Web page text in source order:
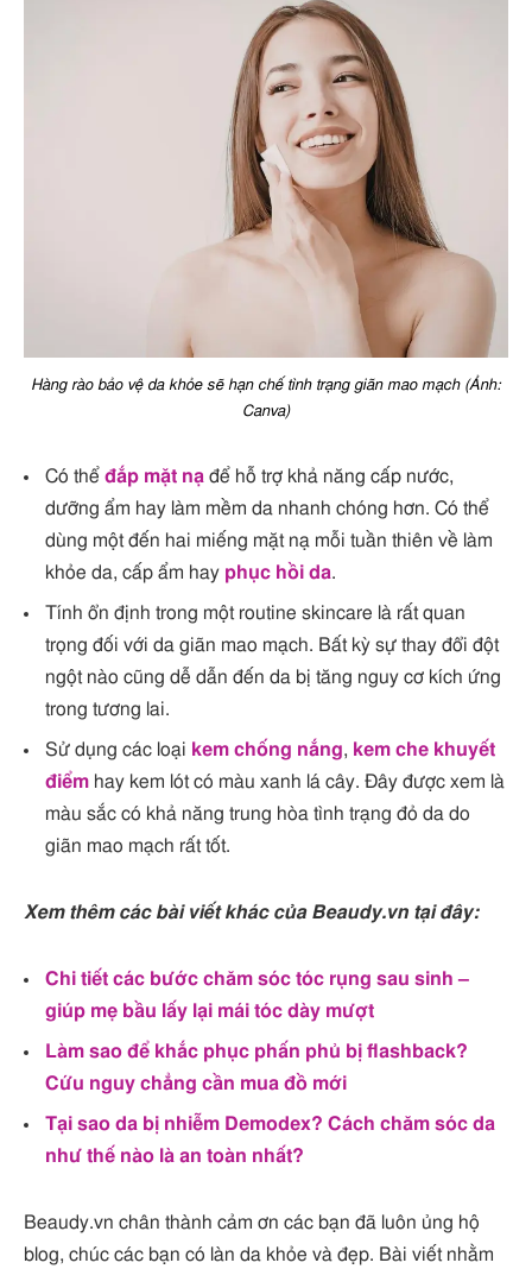
Hàng rào bảo vệ da khỏe sẽ hạn chế tình trạng giãn mao mạch (Ảnh:
Canva)
Có thể đắp mặt nạ để hỗ trợ khả năng cấp nước,
dưỡng ẩm hay làm mềm da nhanh chóng hơn. Có thể
dùng một đến hai miếng mặt nạ mỗi tuần thiên về làm
khỏe da, cấp ẩm hay phục hồi da.
Tính ổn định trong một routine skincare là rất quan
trọng đối với da giãn mao mạch. Bất kỳ sự thay đổi đột
ngột nào cũng dễ dẫn đến da bị tăng nguy cơ kích ứng
trong tương lai.
Sử dụng các loại kem chống nắng, kem che khuyết
điểm hay kem lót có màu xanh lá cây. Đây được xem là
màu sắc có khả năng trung hòa tình trạng đỏ da do
giãn mao mạch rất tốt.
Xem thêm các bài viết khác của Beaudy.vn tại đây:
Chi tiết các bước chăm sóc tóc rụng sau sinh –
giúp mẹ bầu lấy lại mái tóc dày mượt
Làm sao để khắc phục phấn phủ bị flashback?
Cứu nguy chẳng cần mua đồ mới
Tại sao da bị nhiễm Demodex? Cách chăm sóc da
như thế nào là an toàn nhất?
Beaudy.vn chân thành cảm ơn các bạn đã luôn ủng hộ
blog, chúc các bạn có làn da khỏe và đẹp. Bài viết nhằm